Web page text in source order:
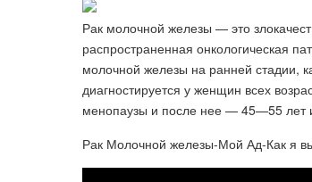
Рак молочной железы — это
распространенная онкологическая
молочной железы на ранней стадии,
диагностируется у женщин всех
менопаузы и после нее — 45—55 лет
Рак Молочной железы-Мой Ад-Как я